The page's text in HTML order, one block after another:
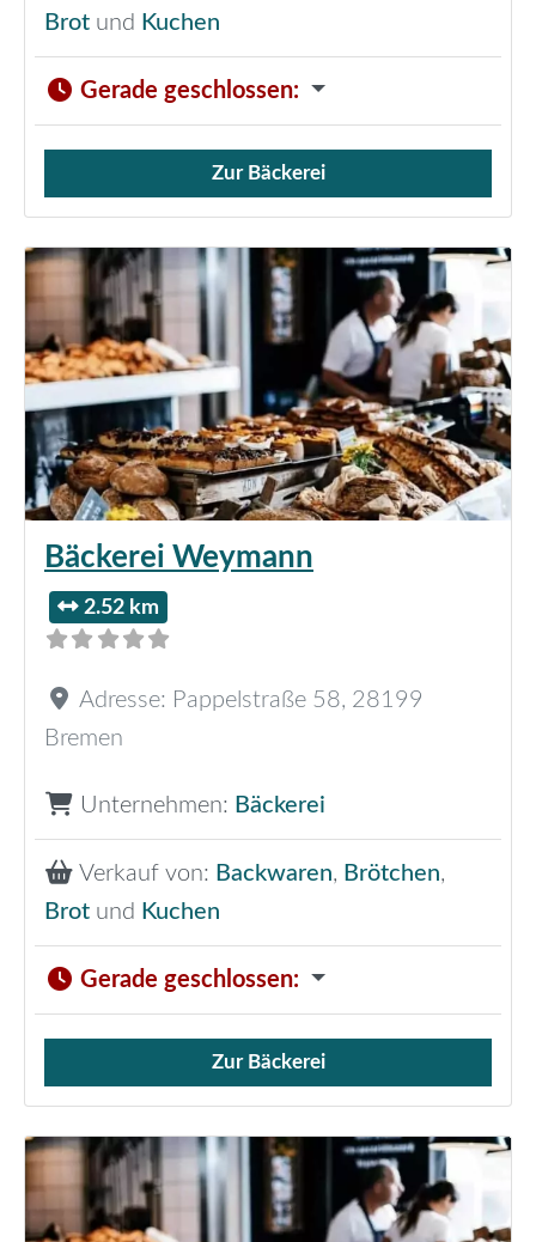
Brot und Kuchen
Gerade geschlossen:
Verkauf von Brötchen,
Zur Bäckerei
Bäckerei Weymann
2.52 km
Adresse: Pappelstraße 58, 28199
Bremen
Unternehmen: Bäckerei
Verkauf von: Backwaren, Brötchen,
Brot und Kuchen
Gerade geschlossen:
Verkauf von Brötchen,
Zur Bäckerei